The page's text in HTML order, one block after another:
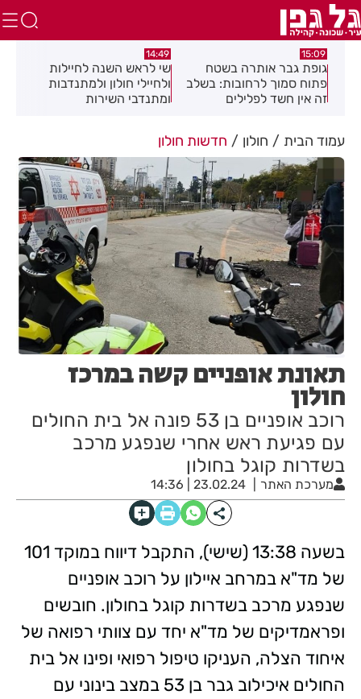
15:09
גופת גבר אותרה בשטח
פתוח סמוך לרחובות: בשלב
זה אין חשד לפלילים
14:49
שי לראש השנה לחיילות
ולחיילי חולון ולמתנדבות
ומתנדבי השירות
עמוד הבית חולון חדשות חולון
תאונת אופניים קשה במרכז
חולון
רוכב אופניים בן 53 פונה אל בית החולים
עם פגיעת ראש אחרי שנפגע מרכב
בשדרות קוגל בחולון
מערכת האתר 23.02.24 | 14:36
בשעה 13:38 (שישי), התקבל דיווח במוקד 101
של מד"א במרחב איילון על רוכב אופניים
שנפגע מרכב בשדרות קוגל בחולון. חובשים
ופראמדיקים של מד"א יחד עם צוותי רפואה של
איחוד הצלה, העניקו טיפול רפואי ופינו אל בית
החולים איכילוב גבר בן 53 במצב בינוני עם